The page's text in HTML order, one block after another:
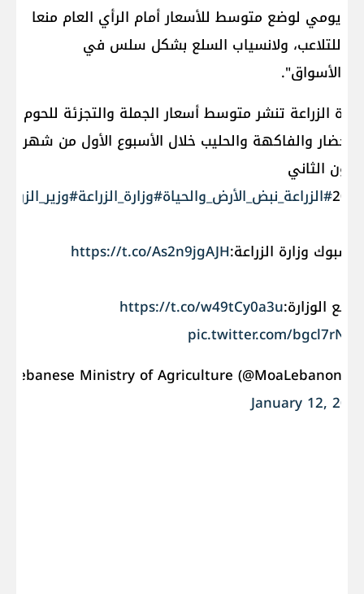
يومي لوضع متوسط للأسعار أمام الرأي العام منعا
للتلاعب، ولانسياب السلع بشكل سلس في
الأسواق".
وزارة الزراعة تنشر متوسط أسعار الجملة والتجزئة للحوم
والخضار والفاكهة والحليب خلال الأسبوع الأول من شهر
كانون الثاني
2026#الزراعة_نبض_الأرض_والحياة#وزارة_الزراعة#وزير_الزراعة
فيسبوك وزارة الزراعة:https://t.co/As2n9jgAJH
موقع الوزارة:https://t.co/w49tCy0a3u
pic.twitter.com/bgcl7rNzJB
January 12, 2026